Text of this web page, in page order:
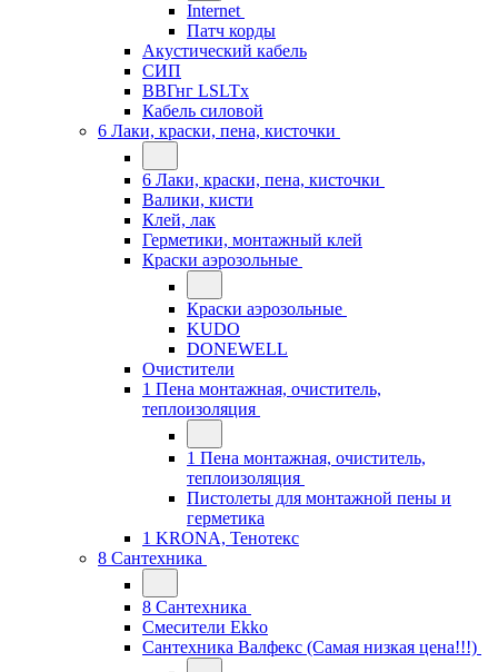
Internet
Патч корды
Акустический кабель
СИП
ВВГнг LSLTx
Кабель силовой
6 Лаки, краски, пена, кисточки
6 Лаки, краски, пена, кисточки
Валики, кисти
Клей, лак
Герметики, монтажный клей
Краски аэрозольные
Краски аэрозольные
KUDO
DONEWELL
Очистители
1 Пена монтажная, очиститель,
теплоизоляция
1 Пена монтажная, очиститель,
теплоизоляция
Пистолеты для монтажной пены и
герметика
1 KRONA, Тенотекс
8 Сантехника
8 Сантехника
Смесители Ekko
Сантехника Валфекс (Самая низкая цена!!!)